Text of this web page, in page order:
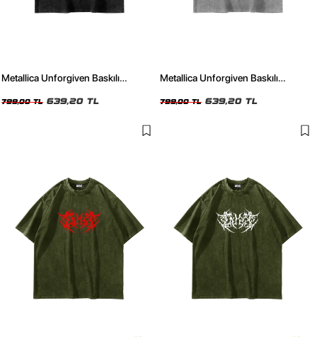
Metallica Unforgiven Baskılı
Tshirt
799,00 TL 639,20 TL
Metallica Unforgiven Baskılı
Tshirt
799,00 TL 639,20 TL